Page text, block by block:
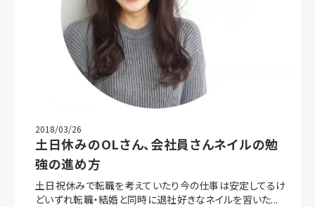
2018/03/26
土日休みのOLさん、会社員さんネイルの勉
強の進め方
土日祝休みで転職を考えていたり今の仕事は安定してるけ
どいずれ転職・結婚と同時に退社好きなネイルを習いた...